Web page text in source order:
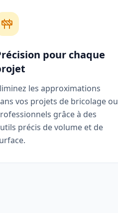
pour chaque
les approximations
vos projets de bricolage ou
grâce à des
précis de volume et de